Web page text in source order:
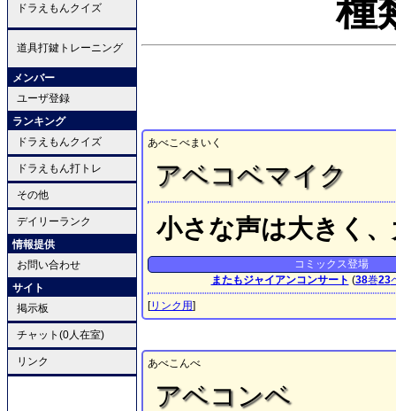
ドラえもんクイズ
道具打鍵トレーニング
メンバー
ユーザ登録
ランキング
ドラえもんクイズ
ドラえもん打トレ
その他
デイリーランク
情報提供
お問い合わせ
サイト
掲示板
チャット(0人在室)
リンク
種
あべこべまいく
アベコベマイク
小さな声は大きく
コミックス登場
またもジャイアンコンサート (38巻23
[リンク用]
あべこんべ
アベコンベ